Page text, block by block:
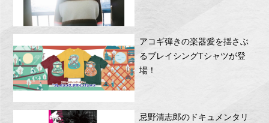
アコギ弾きの楽器愛を揺さぶ
るブレイシングTシャツが登
場！
忌野清志郎のドキュメンタリ